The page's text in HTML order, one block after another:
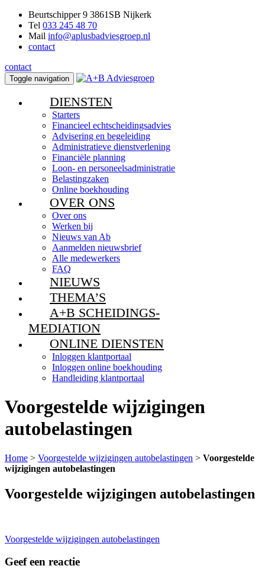
Beurtschipper 9 3861SB Nijkerk
Tel 033 245 48 70
Mail info@aplusbadviesgroep.nl
contact
contact
Toggle navigation
DIENSTEN
Starters
Financieel echtscheidingsadvies
Advisering en begeleiding
Administratieve dienstverlening
Financiële planning
Loon- en personeelsadministratie
Belastingzaken
Online boekhouding
OVER ONS
Over ons
Werken bij
Nieuws van Ab
Aanmelden nieuwsbrief
Alle medewerkers
FAQ
NIEUWS
THEMA’S
A+B SCHEIDINGS-
MEDIATION
ONLINE DIENSTEN
Inloggen klantportaal
Inloggen online boekhouding
Handleiding klantportaal
Voorgestelde wijzigingen
autobelastingen
Home > Voorgestelde wijzigingen autobelastingen > Voorgestelde
wijzigingen autobelastingen
Voorgestelde wijzigingen autobelastingen
Bericht
navigatie
Voorgestelde wijzigingen autobelastingen
Geef een reactie